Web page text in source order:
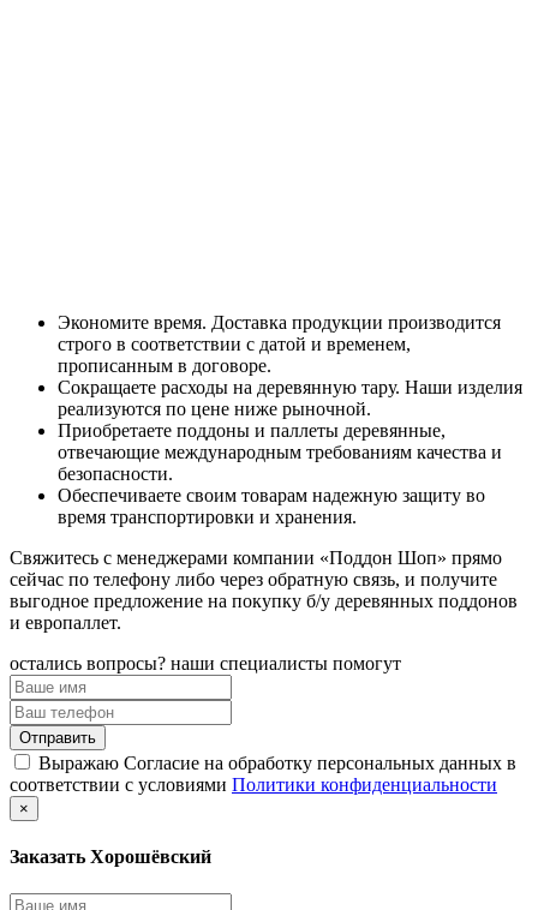
Экономите время. Доставка продукции производится
строго в соответствии с датой и временем,
прописанным в договоре.
Сокращаете расходы на деревянную тару. Наши изделия
реализуются по цене ниже рыночной.
Приобретаете поддоны и паллеты деревянные,
отвечающие международным требованиям качества и
безопасности.
Обеспечиваете своим товарам надежную защиту во
время транспортировки и хранения.
Свяжитесь с менеджерами компании «Поддон Шоп» прямо
сейчас по телефону либо через обратную связь, и получите
выгодное предложение на покупку б/у деревянных поддонов
и европаллет.
остались вопросы? наши специалисты помогут
Выражаю Согласие на обработку персональных данных в
соответствии с условиями Политики конфиденциальности
×
Заказать Хорошёвский